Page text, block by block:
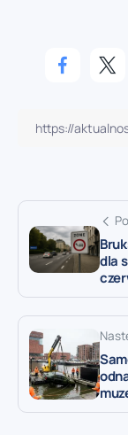
dla